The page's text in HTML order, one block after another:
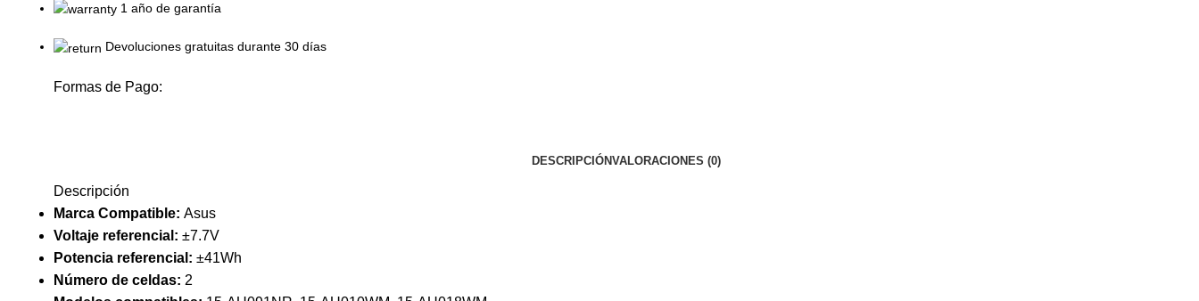
1 año de garantía
Devoluciones gratuitas durante 30 días
Formas de Pago:
DESCRIPCIÓNVALORACIONES (0)
Descripción
Marca Compatible: Asus
Voltaje referencial: ±7.7V
Potencia referencial: ±41Wh
Número de celdas: 2